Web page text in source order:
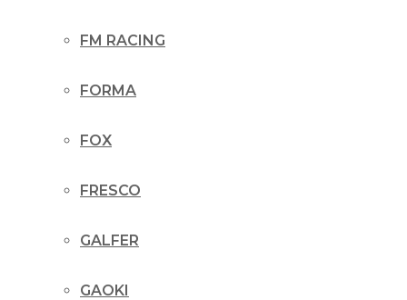
FM RACING
FORMA
FOX
FRESCO
GALFER
GAOKI